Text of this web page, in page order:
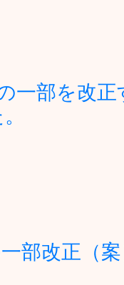
一部を改正
部改正（